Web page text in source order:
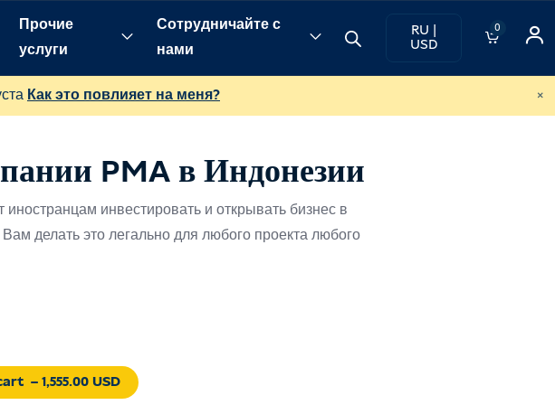
Прочие
услуги
Сотрудничайте с
нами
RU |
USD
0
Как это повлияет на меня? ×
PMA в Индонезии
иностранцам инвестировать и открывать бизнес в
делать это легально для любого проекта любого
– 1,555.00 USD